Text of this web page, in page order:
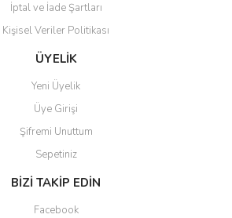
İptal ve İade Şartları
Kişisel Veriler Politikası
ÜYELİK
Yeni Üyelik
Üye Girişi
Şifremi Unuttum
Sepetiniz
BİZİ TAKİP EDİN
Facebook